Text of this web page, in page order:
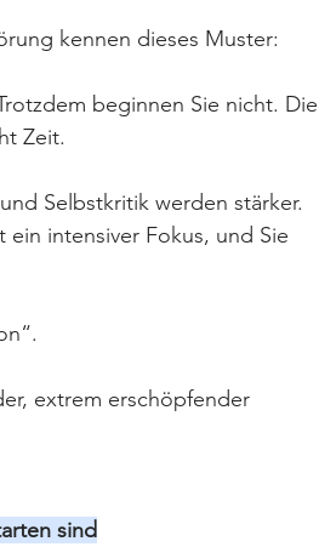
kennen dieses Muster:
beginnen Sie nicht. Die
Zeit.
Selbstkritik werden stärker.
intensiver Fokus, und Sie
extrem erschöpfender
sind